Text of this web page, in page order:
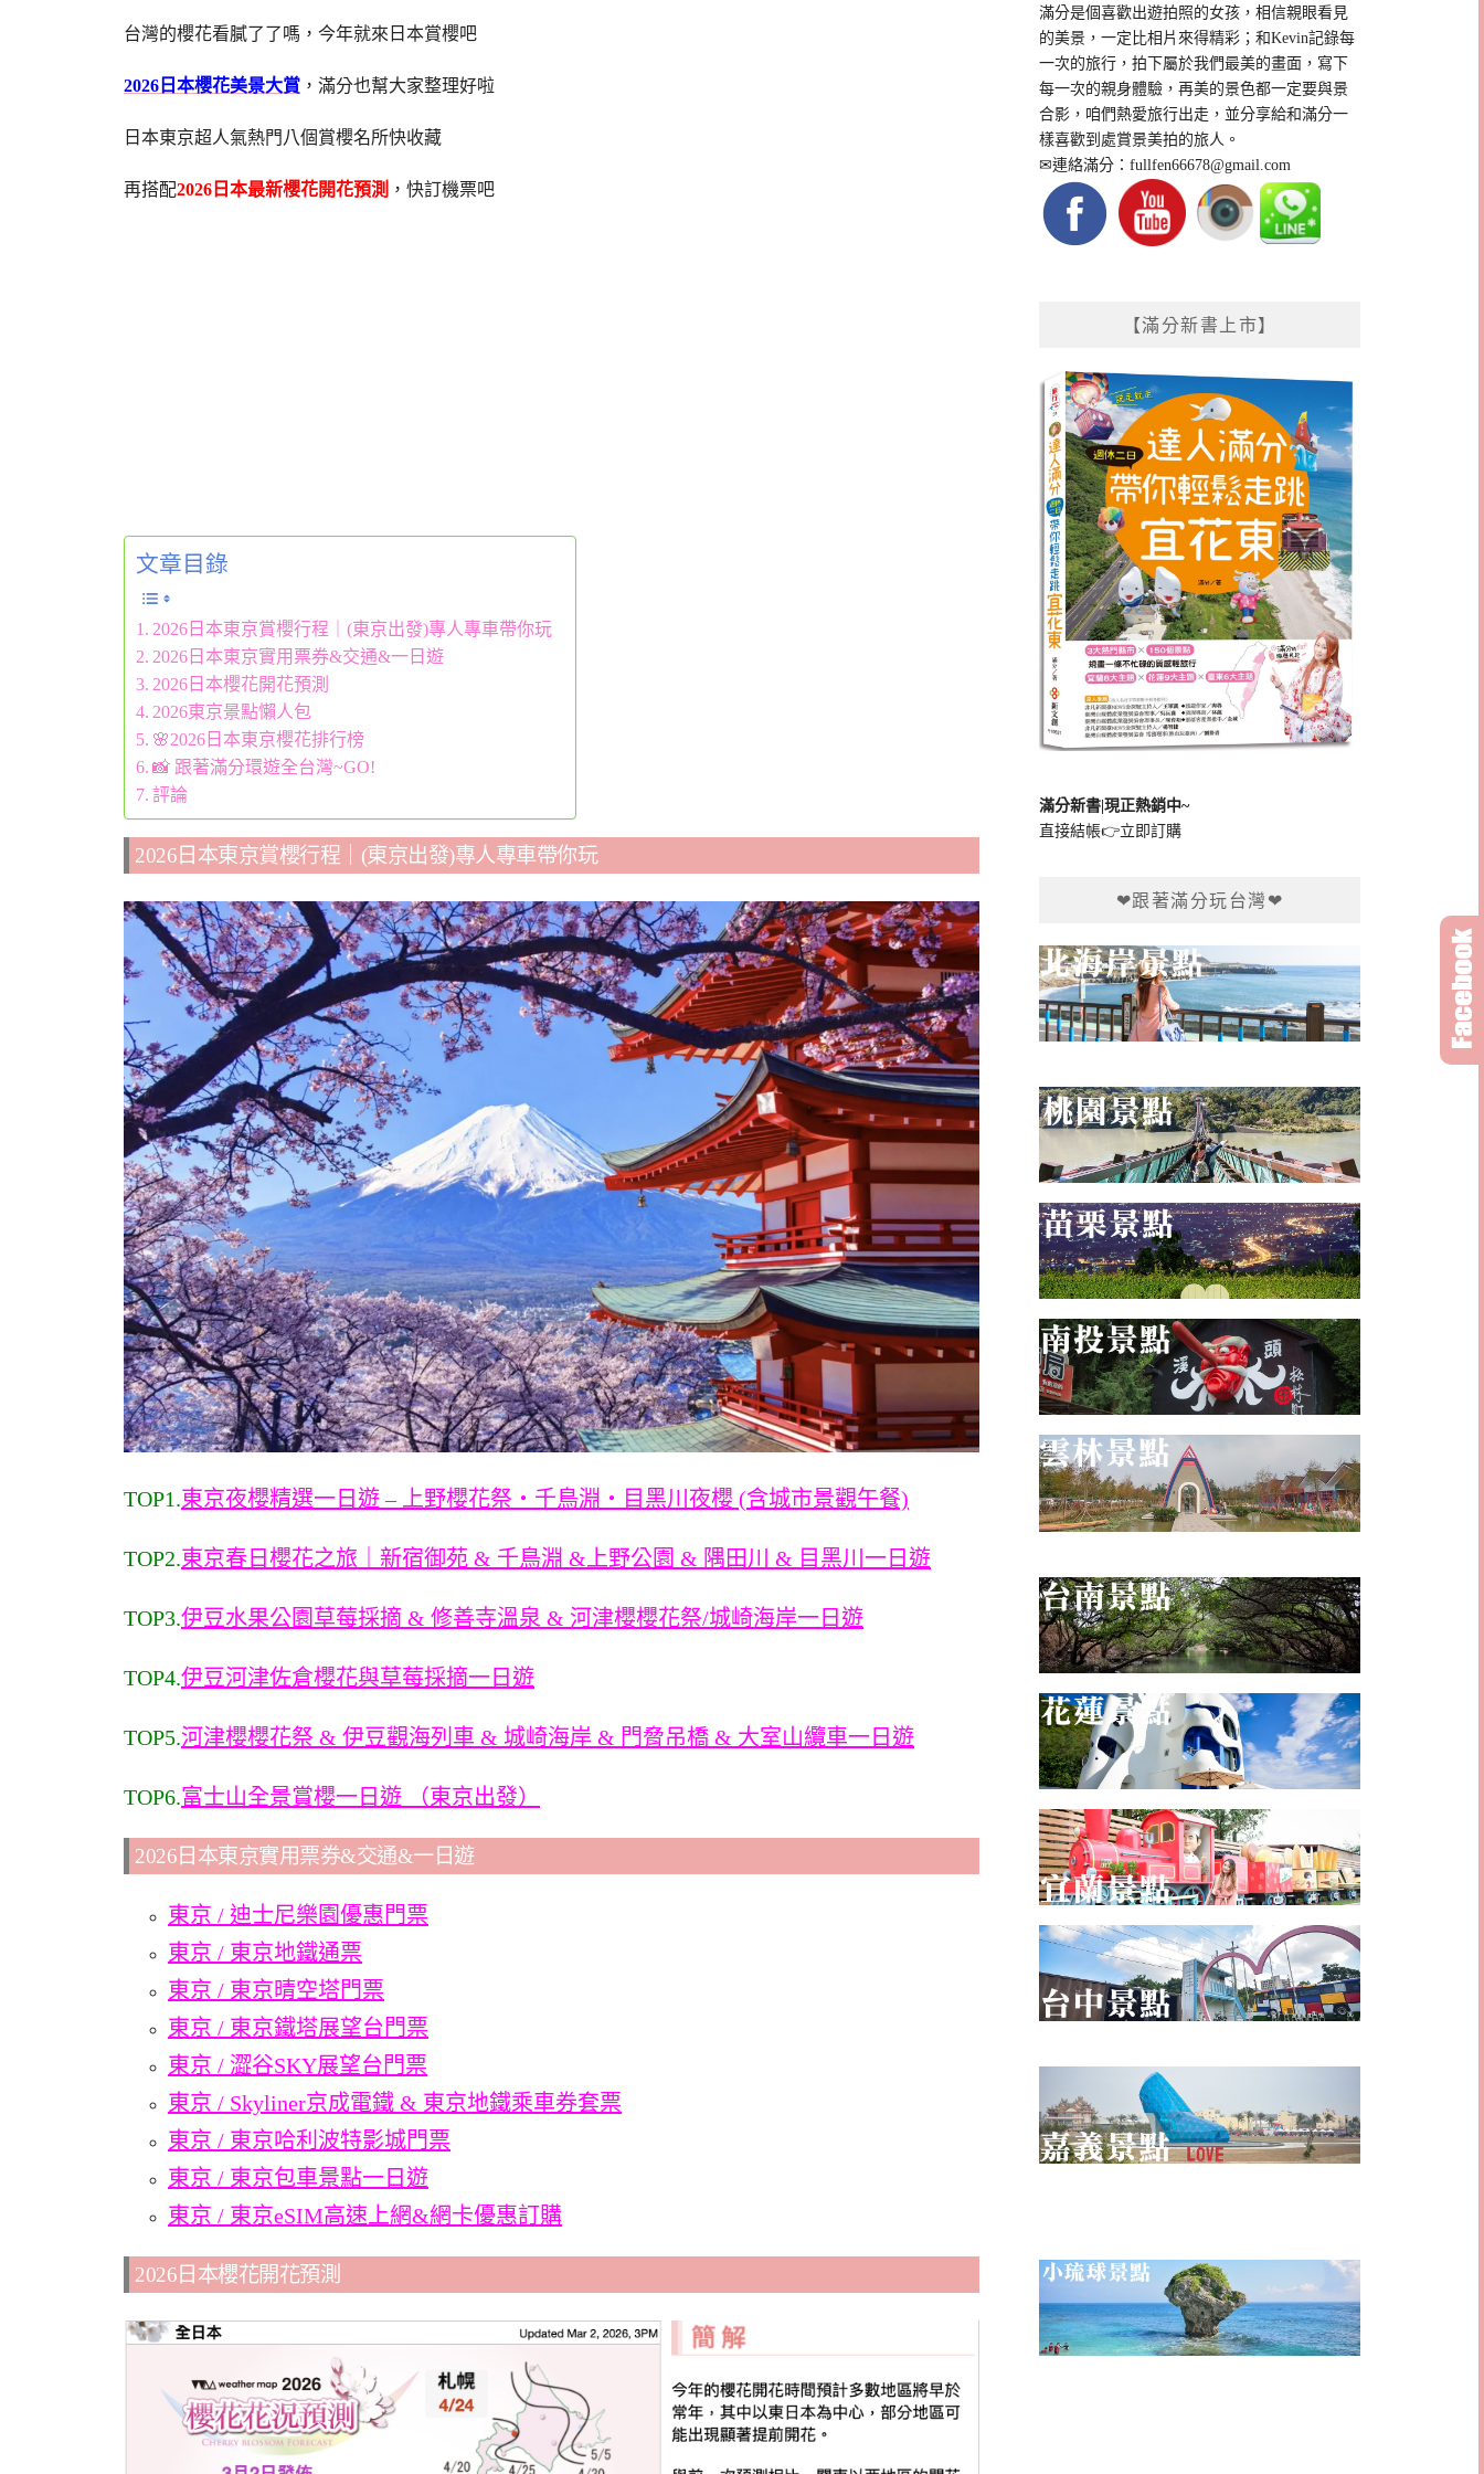
台灣的櫻花看膩了了嗎，今年就來日本賞櫻吧
2026日本櫻花美景大賞 ，滿分也幫大家整理好啦
日本東京超人氣熱門八個賞櫻名所快收藏
再搭配2026日本最新櫻花開花預測 ，快訂機票吧
文章目錄
2026日本東京賞櫻行程｜(東京出發)專人專車帶你玩
2026日本東京實用票券&交通&一日遊
2026日本櫻花開花預測
2026東京景點懶人包
🌸2026日本東京櫻花排行榜
📸 跟著滿分環遊全台灣~GO!
評論
2026日本東京賞櫻行程｜(東京出發)專人專車帶你玩
TOP1.東京夜櫻精選一日遊 – 上野櫻花祭・千鳥淵・目黑川夜櫻 (含城市景觀午餐)
TOP2.東京春日櫻花之旅｜新宿御苑 & 千鳥淵 &上野公園 & 隅田川 & 目黑川一日遊
TOP3.伊豆水果公園草莓採摘 & 修善寺溫泉 & 河津櫻櫻花祭/城崎海岸一日遊
TOP4.伊豆河津佐倉櫻花與草莓採摘一日遊
TOP5.河津櫻櫻花祭 & 伊豆觀海列車 & 城崎海岸 & 門脅吊橋 & 大室山纜車一日遊
TOP6.富士山全景賞櫻一日遊 （東京出發）
2026日本東京實用票券&交通&一日遊
東京 / 迪士尼樂園優惠門票
東京 / 東京地鐵通票
東京 / 東京晴空塔門票
東京 / 東京鐵塔展望台門票
東京 / 澀谷SKY展望台門票
東京 / Skyliner京成電鐵 & 東京地鐵乘車券套票
東京 / 東京哈利波特影城門票
東京 / 東京包車景點一日遊
東京 / 東京eSIM高速上網&網卡優惠訂購
2026日本櫻花開花預測
滿分是個喜歡出遊拍照的女孩，相信親眼看見
的美景，一定比相片來得精彩；和Kevin記錄每
一次的旅行，拍下屬於我們最美的畫面，寫下
每一次的親身體驗，再美的景色都一定要與景
合影，咱們熱愛旅行出走，並分享給和滿分一
樣喜歡到處賞景美拍的旅人。
✉連絡滿分：fullfen66678@gmail.com
【滿分新書上市】
滿分新書|現正熱銷中~
直接結帳👉立即訂購
❤跟著滿分玩台灣❤